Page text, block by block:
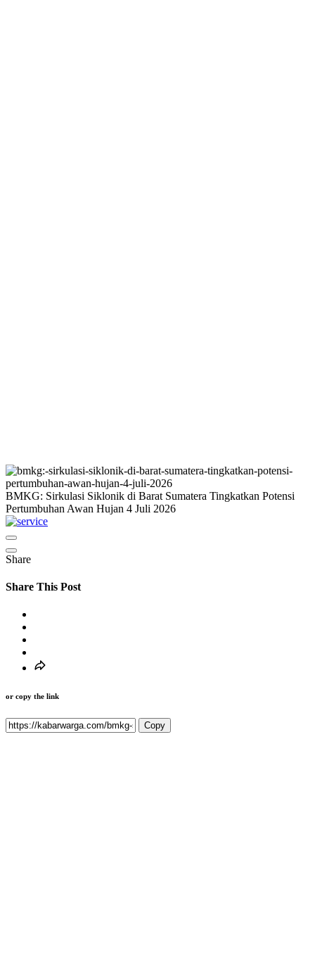
BMKG: Sirkulasi Siklonik di Barat Sumatera Tingkatkan Potensi
Pertumbuhan Awan Hujan 4 Juli 2026
Share
Share This Post
or copy the link
Copy